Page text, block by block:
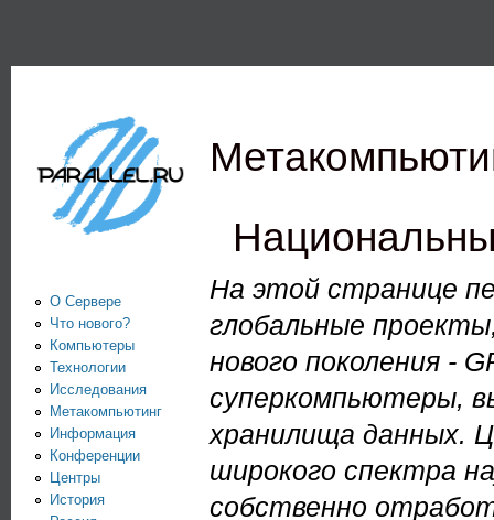
Информационно-
аналитический
центр по
параллельным
вычислениям
На этой странице
глобальные
нового поколения -
суперкомпьютеры,
хранилища данных.
широкого спектра
собственно
О Сервере
Что нового?
Компьютеры
Технологии
Исследования
Метакомпьютинг
Информация
Конференции
Центры
История